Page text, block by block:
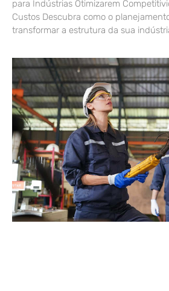
para Indústrias Otimizarem
Custos Descubra como o
transformar a estrutura da sua